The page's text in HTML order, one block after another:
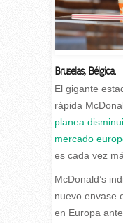
Bruselas, Bélgica.
El gigante
rápida
planea
mercado
es cada vez
McDonald’s
nuevo envase
en Europa